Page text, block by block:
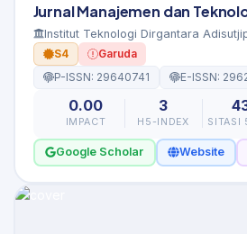
Jurnal Manajemen dan
Institut Teknologi Dirgantara
S4
Garuda
P-ISSN: 29640741
E-ISSN:
0.00
IMPACT
3
H5-INDEX SITASI
Google Scholar Website